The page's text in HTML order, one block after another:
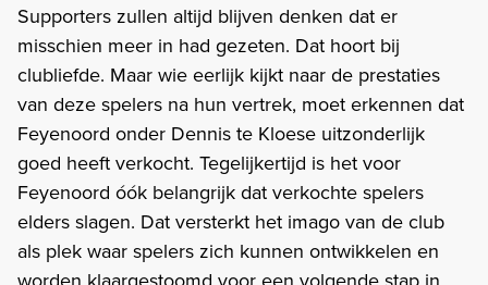
Supporters zullen altijd blijven denken dat er
misschien meer in had gezeten. Dat hoort bij
clubliefde. Maar wie eerlijk kijkt naar de prestaties
van deze spelers na hun vertrek, moet erkennen dat
Feyenoord onder Dennis te Kloese uitzonderlijk
goed heeft verkocht. Tegelijkertijd is het voor
Feyenoord óók belangrijk dat verkochte spelers
elders slagen. Dat versterkt het imago van de club
als plek waar spelers zich kunnen ontwikkelen en